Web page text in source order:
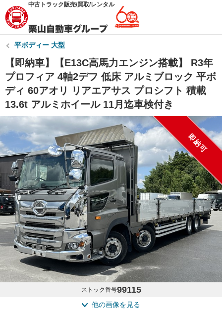
中古トラック販売/買取/レンタル
平ボディー 大型
【即納車】【E13C高馬力エンジン搭載】 R3年
プロフィア 4軸2デフ 低床 アルミブロック 平ボ
ディ 60アオリ リアエアサス プロシフト 積載
13.6t アルミホイール 11月迄車検付き
即納可
ストック番号99115
他の画像を見る